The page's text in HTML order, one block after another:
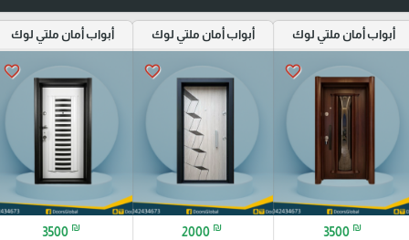
أبواب أمان ملتي لوك
favorite_border
3500 ₪
أبواب أمان ملتي لوك
favorite_border
2000 ₪
أبواب أمان ملتي لوك
favorite_border
3500 ₪